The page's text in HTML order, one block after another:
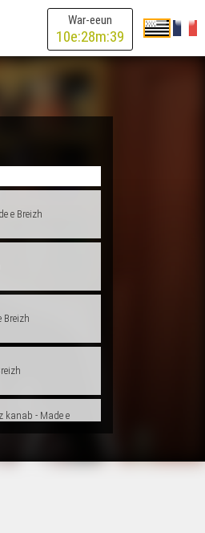
War-eeun
10e:28m:39
Made e Breizh
mat ! - Made e
e Breizh
Breizh
kanab - Made e